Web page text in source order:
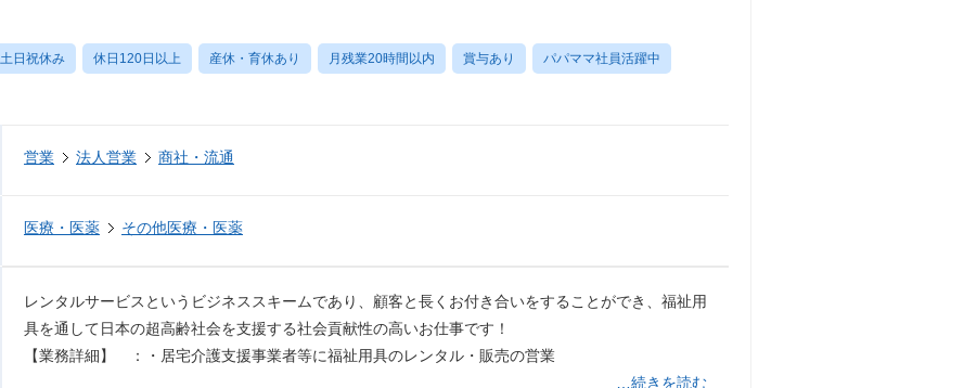
土日祝休み 休日120日以上 産休・育休あり 月残業20時間以内 賞与あり パパママ社員活躍中
営業 法人営業 商社・流通
医療・医薬 その他医療・医薬
レンタルサービスというビジネススキームであり、顧客と長くお付き合いをすることができ、福祉用
具を通して日本の超高齢社会を支援する社会貢献性の高いお仕事です！
【業務詳細】 ：・居宅介護支援事業者等に福祉用具のレンタル・販売の営業
…続きを読む